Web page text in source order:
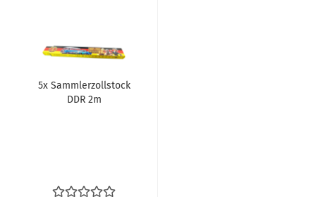
5x Samml­er­zoll­stock
DDR 2m